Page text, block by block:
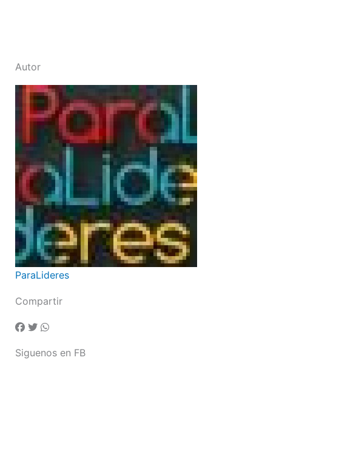
Autor
ParaLideres
Compartir
Siguenos en FB